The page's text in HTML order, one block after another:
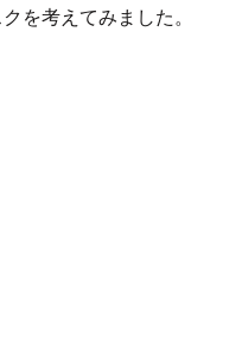
を考えてみました。